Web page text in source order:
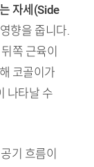
자세(Side
향을 줍니다.
쪽 근육이
코골이가
나타날 수
기 흐름이